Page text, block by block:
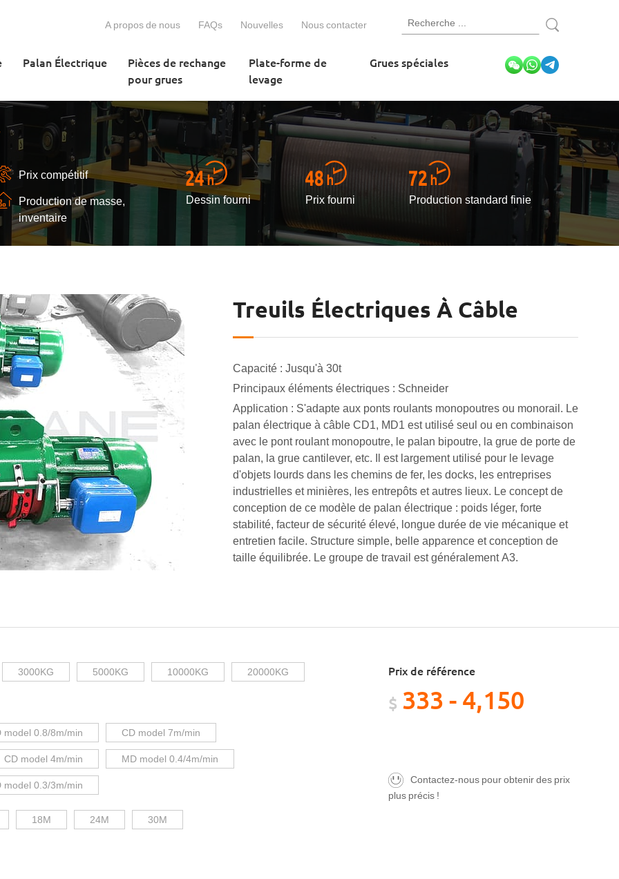
A propos de nous FAQs Nouvelles Nous contacter
Palan Électrique
Pièces de rechange
pour grues
Plate-forme de
levage
Grues spéciales
Prix compétitif
Production de masse,
inventaire
Dessin fourni Prix fourni Production standard finie
Treuils Électriques À Câble
Capacité : Jusqu'à 30t
Principaux éléments électriques : Schneider
Application : S'adapte aux ponts roulants monopoutres ou monorail. Le
palan électrique à câble CD1, MD1 est utilisé seul ou en combinaison
avec le pont roulant monopoutre, le palan bipoutre, la grue de porte de
palan, la grue cantilever, etc. Il est largement utilisé pour le levage
d'objets lourds dans les chemins de fer, les docks, les entreprises
industrielles et minières, les entrepôts et autres lieux. Le concept de
conception de ce modèle de palan électrique : poids léger, forte
stabilité, facteur de sécurité élevé, longue durée de vie mécanique et
entretien facile. Structure simple, belle apparence et conception de
taille équilibrée. Le groupe de travail est généralement A3.
3000KG 5000KG 10000KG 20000KG
model 0.8/8m/min CD model 7m/min
CD model 4m/min MD model 0.4/4m/min
model 0.3/3m/min
18M 24M 30M
Prix de référence
$ 333 - 4,150
Contactez-nous pour obtenir des prix
plus précis !